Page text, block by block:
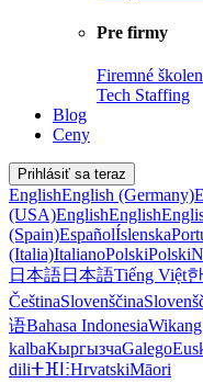
Pre firmy
Firemné
Tech Staffing
Blog
Ceny
Prihlásiť sa teraz
EnglishEnglish (Germany)
(USA)EnglishEnglish
(Spain)EspañolÍslenska
(Italia)ItalianoPolskiPolski
日本語日本語Tiếng Việt
ČeštinaSlovenščina
语Bahasa Indonesia
kalbaКыргызчаGalego
diliⵜⴼⵏⵗHrvatskiMāori